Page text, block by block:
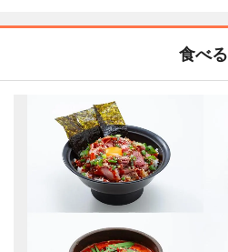
食べる